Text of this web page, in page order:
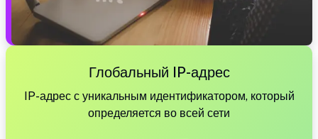
Глобальный IP-адрес
IP-адрес с уникальным идентификатором, который
определяется во всей сети